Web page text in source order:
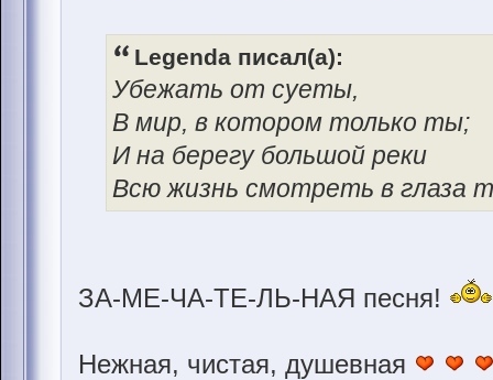
Legenda писал(а):
Убежать от суеты,
В мир, в котором только ты;
И на берегу большой реки
Всю жизнь смотреть в глаза
ЗА-МЕ-ЧА-ТЕ-ЛЬ-НАЯ песня!
Нежная, чистая, душевная